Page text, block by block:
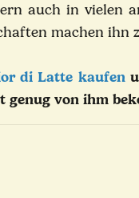
auch in vielen
machen
di Latte kaufen
genug von ihm